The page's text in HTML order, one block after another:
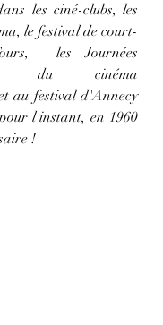
les ciné-clubs, les
le festival de court-
les Journées
du cinéma
au festival d'Annecy
l'instant, en 1960
!